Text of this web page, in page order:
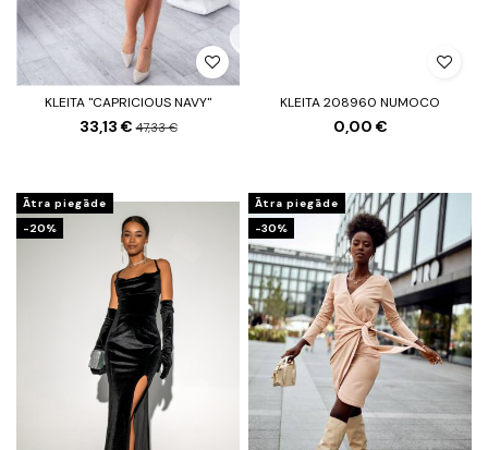
KLEITA "CAPRICIOUS NAVY"
33,13 €47,33 €
KLEITA 208960 NUMOCO
0,00 €
Ātra piegāde
-20%
Ātra piegāde
-30%